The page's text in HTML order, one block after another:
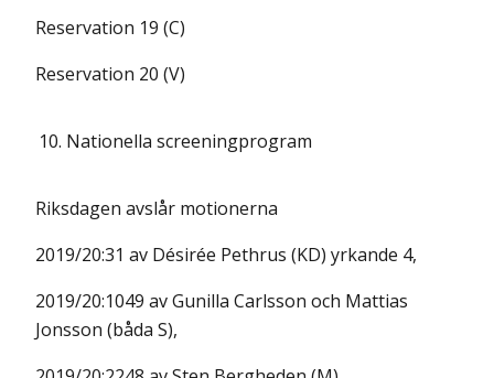
Reservation 19 (C)
Reservation 20 (V)
10. Nationella screeningprogram
Riksdagen avslår motionerna
2019/20:31 av Désirée Pethrus (KD) yrkande 4,
2019/20:1049 av Gunilla Carlsson och Mattias
Jonsson (båda S),